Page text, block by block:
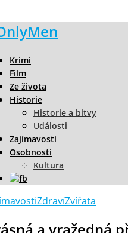
Krimi
Film
Ze života
Historie
Historie a bitvy
Události
Zajímavosti
Osobnosti
Kultura
ZdravíZvířata
a vražedná